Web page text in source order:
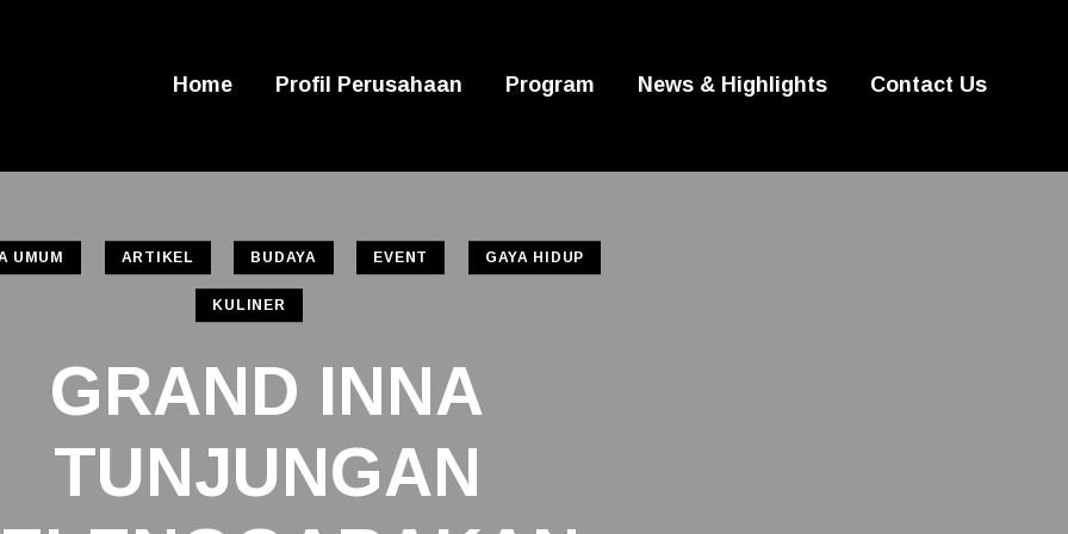
Home Profil Perusahaan Program News & Highlights Contact Us
UMUM ARTIKEL BUDAYA EVENT GAYA HIDUP
KULINER
GRAND INNA
TUNJUNGAN